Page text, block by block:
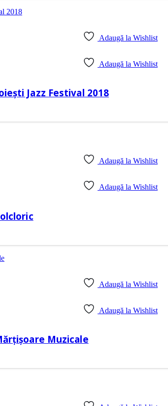
Adaugă la Wishlist
Adaugă la Wishlist
Jazz Festival 2018
Adaugă la Wishlist
Adaugă la Wishlist
Adaugă la Wishlist
Adaugă la Wishlist
Muzicale